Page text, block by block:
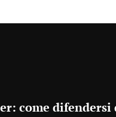
come difendersi